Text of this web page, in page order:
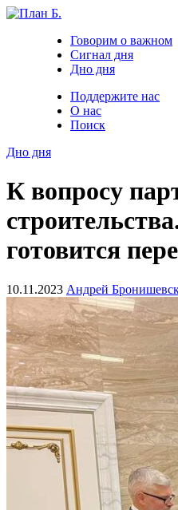
Говорим о важном
Сигнал дня
Дно дня
Поддержите нас
О нас
Поиск
Дно дня
К вопросу
готовится
10.11.2023 Андрей